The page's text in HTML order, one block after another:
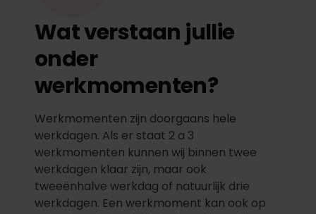
Wat verstaan jullie
onder
werkmomenten?
Werkmomenten zijn doorgaans hele
werkdagen. Als er staat 2 a 3
werkmomenten kunnen wij binnen twee
werkdagen klaar zijn, maar ook
tweeënhalve werkdag of natuurlijk drie
werkdagen. Een werkmoment kan ook op